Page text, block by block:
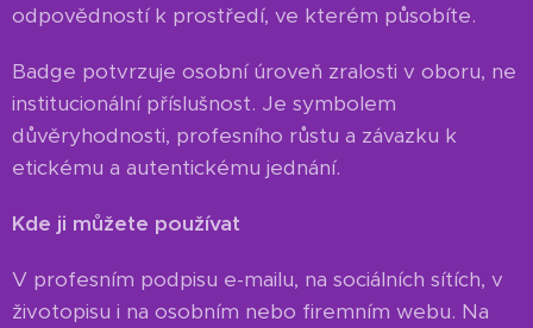
odpovědností k prostředí, ve kterém působíte.
Badge potvrzuje osobní úroveň zralosti v oboru, ne
institucionální příslušnost. Je symbolem
důvěryhodnosti, profesního růstu a závazku k
etickému a autentickému jednání.
Kde ji můžete používat
V profesním podpisu e-mailu, na sociálních sítích, v
životopisu i na osobním nebo firemním webu. Na